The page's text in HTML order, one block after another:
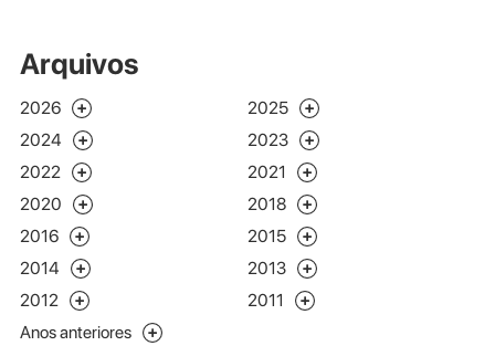
Arquivos
2026
2025
2024
2023
2022
2021
2020
2018
2016
2015
2014
2013
2012
2011
Anos anteriores